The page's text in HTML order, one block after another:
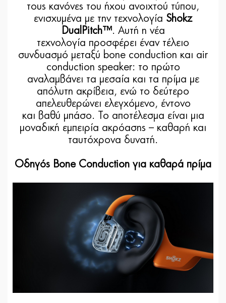
τους κανόνες του ήχου ανοιχτού τύπου,
ενισχυμένα με την τεχνολογία Shokz
DualPitch™. Αυτή η νέα
τεχνολογία προσφέρει έναν τέλειο
συνδυασμό μεταξύ bone conduction και air
conduction speaker: το πρώτο
αναλαμβάνει τα μεσαία και τα πρίμα με
απόλυτη ακρίβεια, ενώ το δεύτερο
απελευθερώνει ελεγχόμενο, έντονο
και βαθύ μπάσο. Το αποτέλεσμα είναι μια
μοναδική εμπειρία ακρόασης – καθαρή και
ταυτόχρονα δυνατή.
Οδηγός Bone Conduction για καθαρά πρίμα